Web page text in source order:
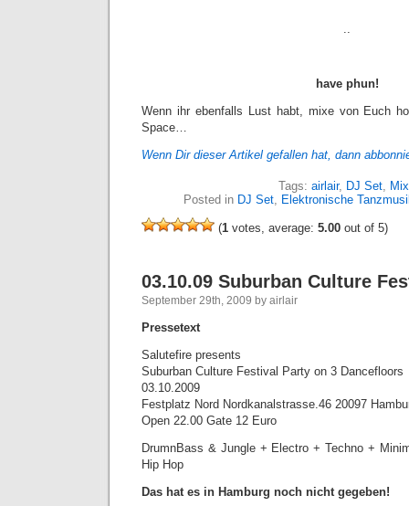
..
have phun!
Wenn ihr ebenfalls Lust habt, mixe von Euch
Space…
Wenn Dir dieser Artikel gefallen hat, dann
Tags: airlair, DJ Set,
Posted in DJ Set, Elektronische
(1 votes, average: 5.00 out of 5)
03.10.09 Suburban Culture
September 29th, 2009 by airlair
Pressetext
Salutefire presents
Suburban Culture Festival Party on 3 Dancefloors
03.10.2009
Festplatz Nord Nordkanalstrasse.46 20097
Open 22.00 Gate 12 Euro
DrumnBass & Jungle + Electro + Techno +
Hip Hop
Das hat es in Hamburg noch nicht gegeben!